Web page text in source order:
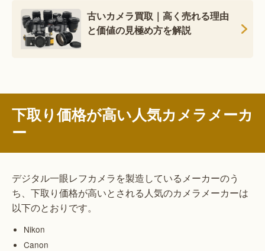
古いカメラ買取｜高く売れる理由
と価値の見極め方を解説
下取り価格が高い人気カメラメーカ
ー
デジタル一眼レフカメラを製造しているメーカーのう
ち、下取り価格が高いとされる人気のカメラメーカーは
以下のとおりです。
Nikon
Canon